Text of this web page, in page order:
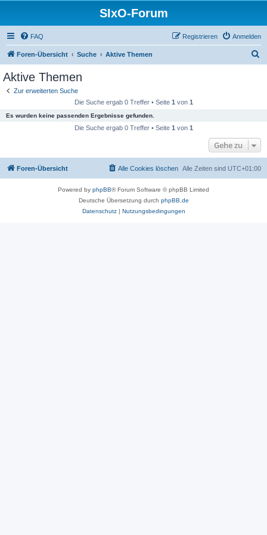
SIxO-Forum
FAQ Anmelden
Registrieren
Foren-Übersicht Suche Aktive Themen
Aktive Themen
Zur erweiterten Suche
Die Suche ergab 0 Treffer • Seite 1 von 1
Es wurden keine passenden Ergebnisse gefunden.
Die Suche ergab 0 Treffer • Seite 1 von 1
Gehe zu
Foren-Übersicht Alle Zeiten sind UTC+01:00
Alle Cookies löschen
Powered by phpBB® Forum Software © phpBB Limited
Deutsche Übersetzung durch phpBB.de
Datenschutz| Nutzungsbedingungen